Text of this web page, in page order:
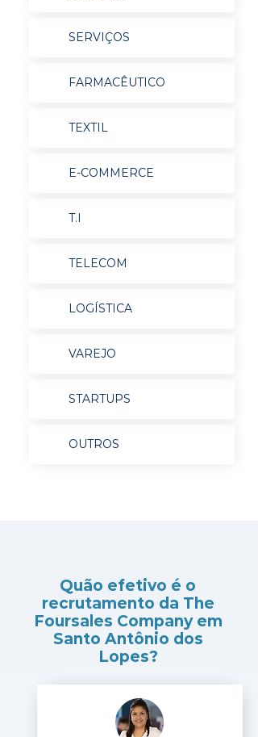
SERVIÇOS
FARMACÊUTICO
TEXTIL
E-COMMERCE
T.I
TELECOM
LOGÍSTICA
VAREJO
STARTUPS
OUTROS
Quão efetivo é o
recrutamento da The
Foursales Company em
Santo Antônio dos
Lopes?